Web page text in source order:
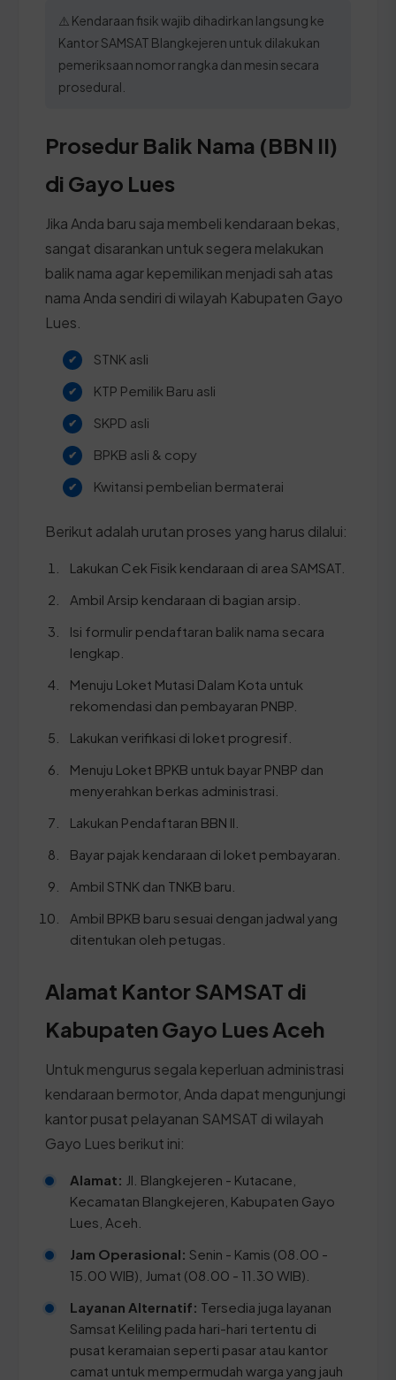
⚠️ Kendaraan fisik wajib dihadirkan langsung ke
Kantor SAMSAT Blangkejeren untuk dilakukan
pemeriksaan nomor rangka dan mesin secara
prosedural.
Prosedur Balik Nama (BBN II)
di Gayo Lues
Jika Anda baru saja membeli kendaraan bekas,
sangat disarankan untuk segera melakukan
balik nama agar kepemilikan menjadi sah atas
nama Anda sendiri di wilayah Kabupaten Gayo
Lues.
STNK asli
KTP Pemilik Baru asli
SKPD asli
BPKB asli & copy
Kwitansi pembelian bermaterai
Berikut adalah urutan proses yang harus dilalui:
Lakukan Cek Fisik kendaraan di area SAMSAT.
Ambil Arsip kendaraan di bagian arsip.
Isi formulir pendaftaran balik nama secara
lengkap.
Menuju Loket Mutasi Dalam Kota untuk
rekomendasi dan pembayaran PNBP.
Lakukan verifikasi di loket progresif.
Menuju Loket BPKB untuk bayar PNBP dan
menyerahkan berkas administrasi.
Lakukan Pendaftaran BBN II.
Bayar pajak kendaraan di loket pembayaran.
Ambil STNK dan TNKB baru.
Ambil BPKB baru sesuai dengan jadwal yang
ditentukan oleh petugas.
Alamat Kantor SAMSAT di
Kabupaten Gayo Lues Aceh
Untuk mengurus segala keperluan administrasi
kendaraan bermotor, Anda dapat mengunjungi
kantor pusat pelayanan SAMSAT di wilayah
Gayo Lues berikut ini:
Alamat: Jl. Blangkejeren - Kutacane,
Kecamatan Blangkejeren, Kabupaten Gayo
Lues, Aceh.
Jam Operasional: Senin - Kamis (08.00 -
15.00 WIB), Jumat (08.00 - 11.30 WIB).
Layanan Alternatif: Tersedia juga layanan
Samsat Keliling pada hari-hari tertentu di
pusat keramaian seperti pasar atau kantor
camat untuk mempermudah warga yang jauh